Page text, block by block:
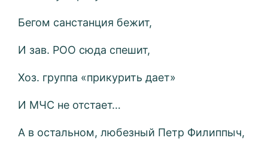
Бегом санстанция бежит,
И зав. РОО сюда спешит,
Хоз. группа «прикурить дает»
И МЧС не отстает…
А в остальном, любезный Петр Филиппыч,